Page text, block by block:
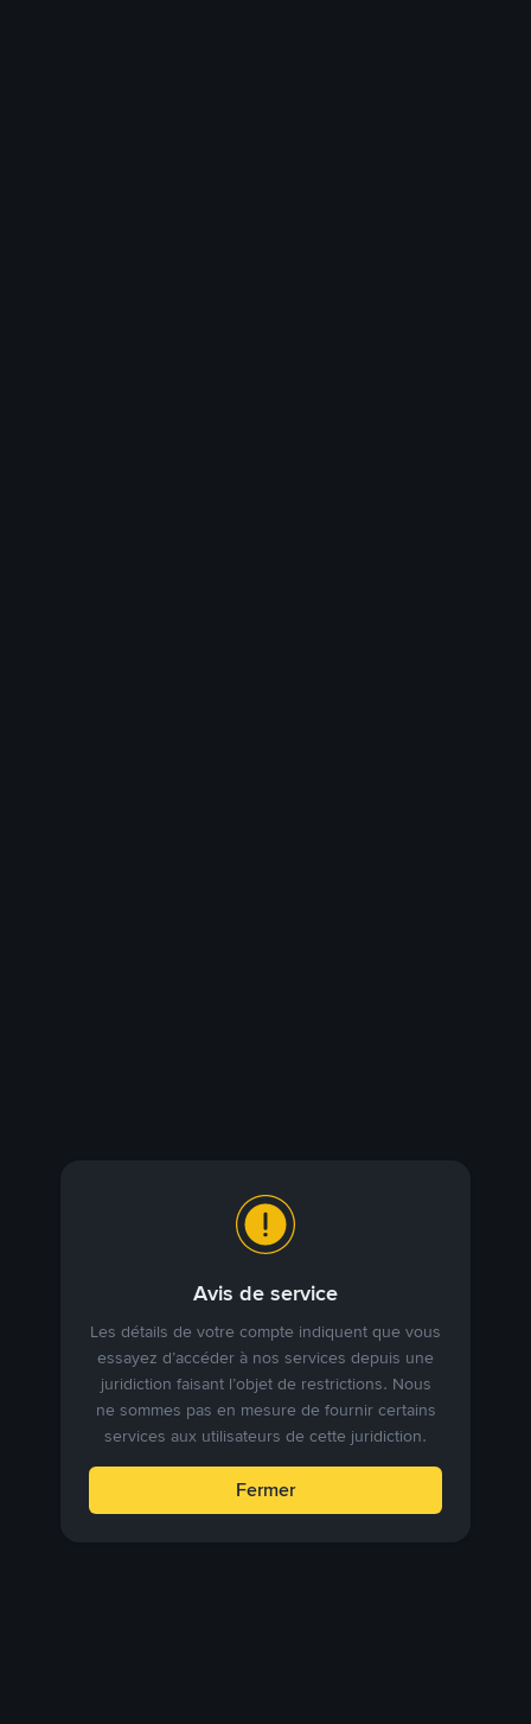
Avis de service
Les détails de votre compte indiquent que vous
essayez d’accéder à nos services depuis une
juridiction faisant l’objet de restrictions. Nous
ne sommes pas en mesure de fournir certains
services aux utilisateurs de cette juridiction.
Fermer